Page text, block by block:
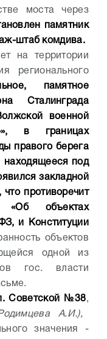
моста через
памятник
штаб комдива.
на территории
регионального
памятное
Сталинграда
военной
в границах
правого берега
находящееся под
закладной
противоречит
«Об объектах
и Конституции
объектов
одной из
гос. власти
Советской №38,
А.И.),
значения -